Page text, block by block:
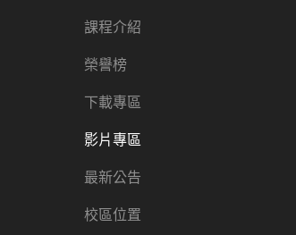
課程介紹
榮譽榜
下載專區
影片專區
最新公告
校區位置